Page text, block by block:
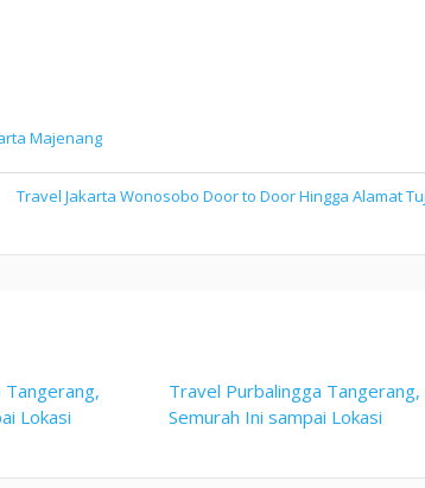
Majenang
Travel Jakarta Wonosobo Door to Door Hingga Alamat
Lokasi
Travel Purbalingga Tangerang,
Semurah Ini sampai Lokasi